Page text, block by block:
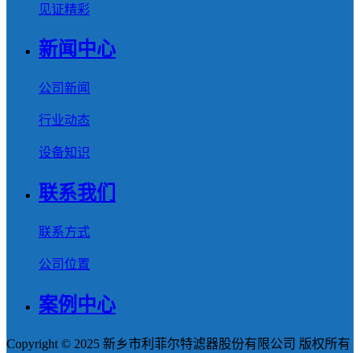
见证精彩
新闻中心
公司新闻
行业动态
设备知识
联系我们
联系方式
公司位置
案例中心
Copyright © 2025 新乡市利菲尔特滤器股份有限公司 版权所有